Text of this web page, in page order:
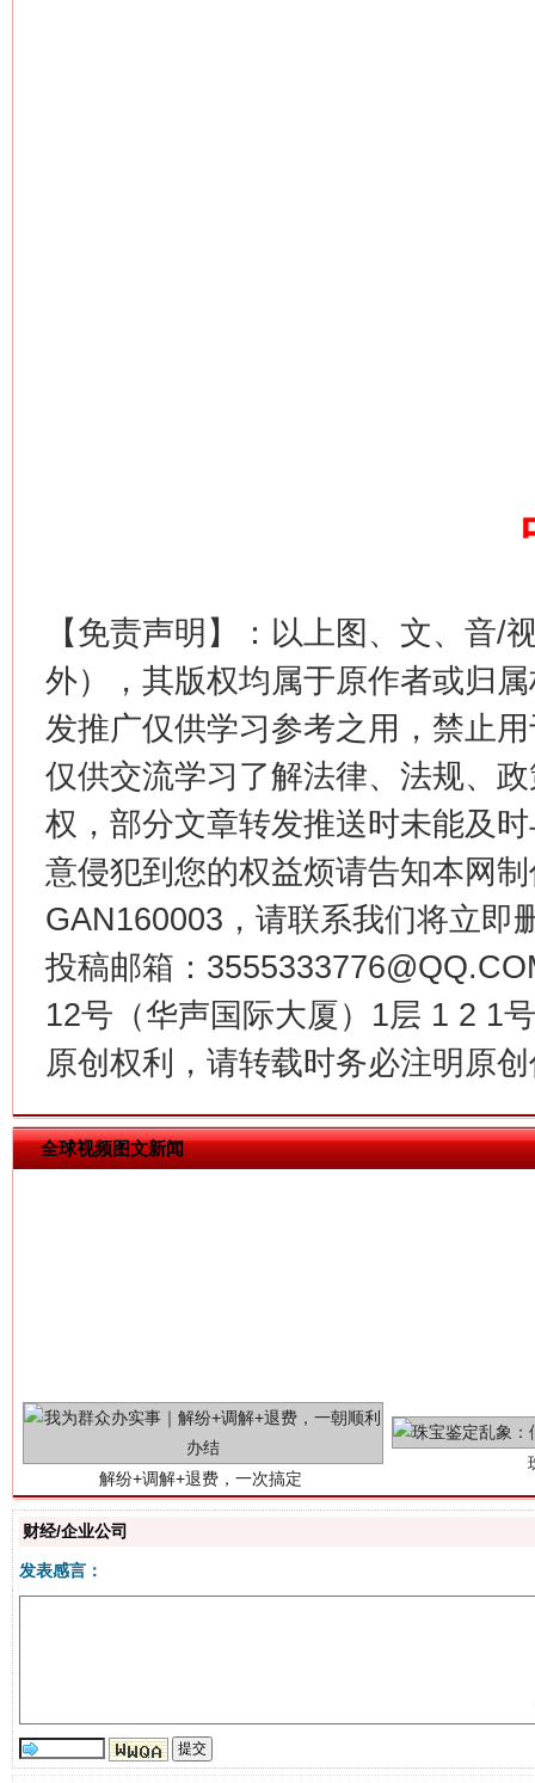
【免责声明】：以上图、文、音/
外），其版权均属于原作者或归
发推广仅供学习参考之用，禁止
仅供交流学习了解法律、法规、
权，部分文章转发推送时未能及
意侵犯到您的权益烦请告知本网
GAN160003，请联系我们将立即
投稿邮箱：
12号（华声国际大厦）1层 1 2 1
原创权利，请转载时务必注明原
全球视频图文新闻
“刷贴”乱象丛生
生
揭批美国五大"原罪" "炒
财经/企业公司
发表感言：